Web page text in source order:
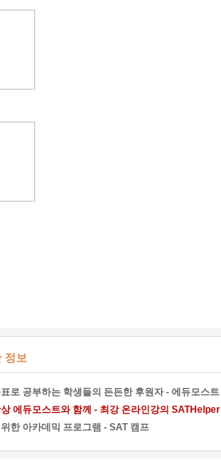
정보
로 공부하는 학생들의 든든한 후원자 - 에듀모스트
에듀모스트와 함께 - 최강 온라인강의 SATHelper
한 아카데믹 프로그램 - SAT 캠프